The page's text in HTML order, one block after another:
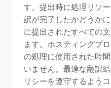
す。提出時に処理リソ
訳が完了したかどうか
に提出されたすべての
ます。ホスティングプ
の処理に使用された時
いません。最適な翻訳
リシーを遵守するよう